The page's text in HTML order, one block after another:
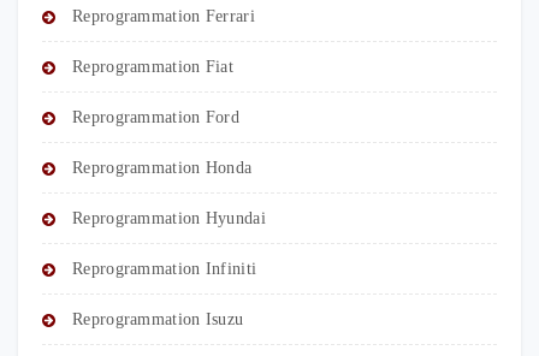
Reprogrammation Ferrari
Reprogrammation Fiat
Reprogrammation Ford
Reprogrammation Honda
Reprogrammation Hyundai
Reprogrammation Infiniti
Reprogrammation Isuzu